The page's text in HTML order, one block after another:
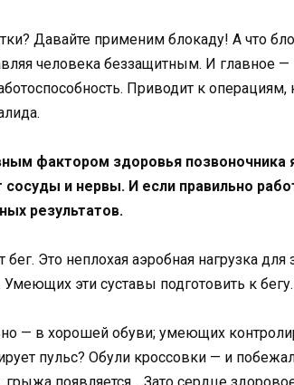
Давайте применим блокаду! А что
человека беззащитным. И главное —
Приводит к
фактором здоровья
сосуды и нервы. И если правильно
результатов.
бег. Это неплохая аэробная нагрузка
эти суставы подготовить к бегу.
— в хорошей обуви; умеющих
пульс? Обули кроссовки — и